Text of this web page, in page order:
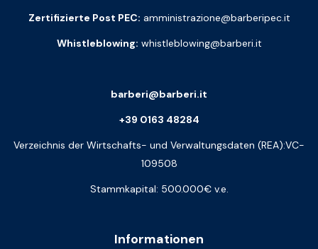
Zertifizierte Post PEC: amministrazione@barberipec.it
Whistleblowing: whistleblowing@barberi.it
Informationen
barberi@barberi.it
+39 0163 48284
Verzeichnis der Wirtschafts- und Verwaltungsdaten (REA):VC-
109508
Stammkapital: 500.000€ v.e.